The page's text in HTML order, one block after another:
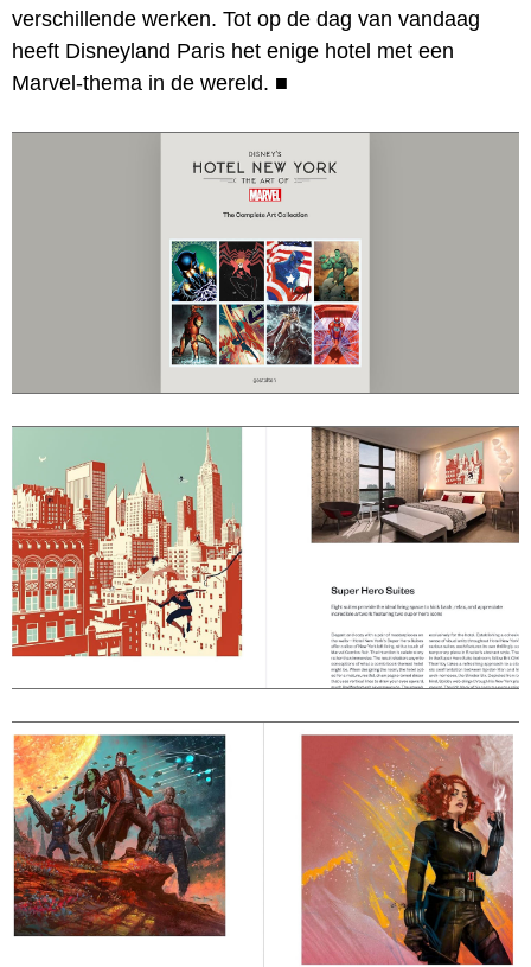
verschillende werken. Tot op de dag van vandaag
heeft Disneyland Paris het enige hotel met een
Marvel-thema in de wereld. ■